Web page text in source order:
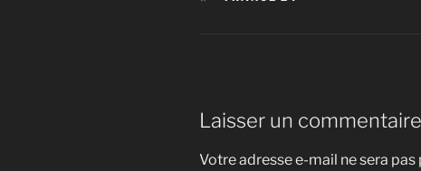
Laisser un commentaire
Votre adresse e-mail ne sera pas